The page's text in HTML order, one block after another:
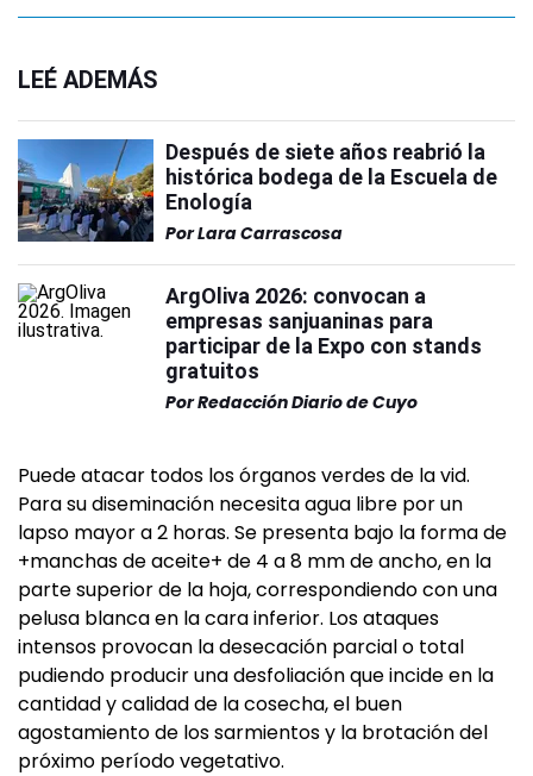
LEÉ ADEMÁS
Después de siete años reabrió la
histórica bodega de la Escuela de
Enología
PorLara Carrascosa
ArgOliva 2026: convocan a
empresas sanjuaninas para
participar de la Expo con stands
gratuitos
PorRedacción Diario de Cuyo
Puede atacar todos los órganos verdes de la vid.
Para su diseminación necesita agua libre por un
lapso mayor a 2 horas. Se presenta bajo la forma de
+manchas de aceite+ de 4 a 8 mm de ancho, en la
parte superior de la hoja, correspondiendo con una
pelusa blanca en la cara inferior. Los ataques
intensos provocan la desecación parcial o total
pudiendo producir una desfoliación que incide en la
cantidad y calidad de la cosecha, el buen
agostamiento de los sarmientos y la brotación del
próximo período vegetativo.